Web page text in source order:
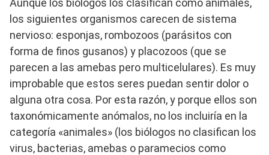
los siguientes organismos carecen de sistema
nervioso: esponjas, rombozoos (parásitos con
forma de finos gusanos) y placozoos (que se
parecen a las amebas pero multicelulares). Es muy
improbable que estos seres puedan sentir dolor o
alguna otra cosa. Por esta razón, y porque ellos son
taxonómicamente anómalos, no los incluiría en la
categoría «animales» (los biólogos no clasifican los
virus, bacterias, amebas o paramecios como